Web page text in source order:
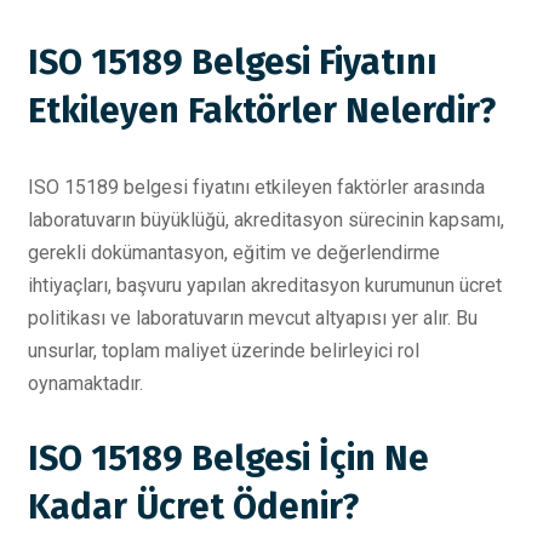
ISO 15189 Belgesi Fiyatını
Etkileyen Faktörler Nelerdir?
ISO 15189 belgesi fiyatını etkileyen faktörler arasında
laboratuvarın büyüklüğü, akreditasyon sürecinin kapsamı,
gerekli dokümantasyon, eğitim ve değerlendirme
ihtiyaçları, başvuru yapılan akreditasyon kurumunun ücret
politikası ve laboratuvarın mevcut altyapısı yer alır. Bu
unsurlar, toplam maliyet üzerinde belirleyici rol
oynamaktadır.
ISO 15189 Belgesi İçin Ne
Kadar Ücret Ödenir?